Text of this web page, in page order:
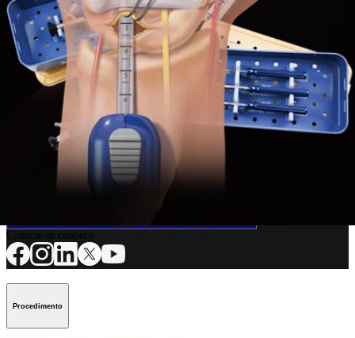
Mão e punho
Técnica Centerline™ de liberação endoscópica do túnel
do carpo
Procedimento
Como podemos ajudar?
Inscreva-se para receber: O que há de novo na Arthrex?
Procedimento